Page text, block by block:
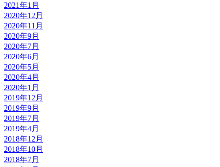
2021年1月
2020年12月
2020年11月
2020年9月
2020年7月
2020年6月
2020年5月
2020年4月
2020年1月
2019年12月
2019年9月
2019年7月
2019年4月
2018年12月
2018年10月
2018年7月